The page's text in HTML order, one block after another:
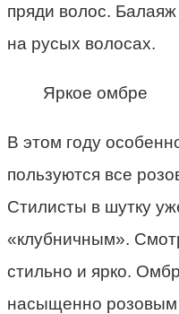
пряди волос.
на русых волосах.
Яркое омбре
В этом году
пользуются все
Стилисты в шутку
«клубничным».
стильно и ярко.
насыщенно розовым